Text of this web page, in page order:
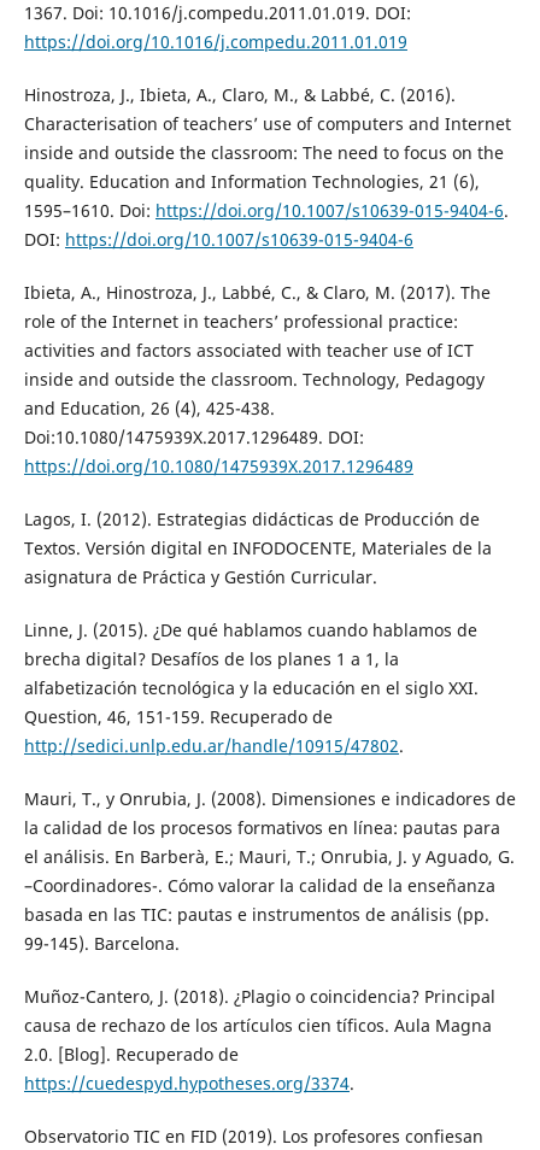
1367. Doi: 10.1016/j.compedu.2011.01.019. DOI:
https://doi.org/10.1016/j.compedu.2011.01.019
Hinostroza, J., Ibieta, A., Claro, M., & Labbé, C. (2016).
Characterisation of teachers’ use of computers and Internet
inside and outside the classroom: The need to focus on the
quality. Education and Information Technologies, 21 (6),
1595–1610. Doi: https://doi.org/10.1007/s10639-015-9404-6.
DOI: https://doi.org/10.1007/s10639-015-9404-6
Ibieta, A., Hinostroza, J., Labbé, C., & Claro, M. (2017). The
role of the Internet in teachers’ professional practice:
activities and factors associated with teacher use of ICT
inside and outside the classroom. Technology, Pedagogy
and Education, 26 (4), 425-438.
Doi:10.1080/1475939X.2017.1296489. DOI:
https://doi.org/10.1080/1475939X.2017.1296489
Lagos, I. (2012). Estrategias didácticas de Producción de
Textos. Versión digital en INFODOCENTE, Materiales de la
asignatura de Práctica y Gestión Curricular.
Linne, J. (2015). ¿De qué hablamos cuando hablamos de
brecha digital? Desafíos de los planes 1 a 1, la
alfabetización tecnológica y la educación en el siglo XXI.
Question, 46, 151-159. Recuperado de
http://sedici.unlp.edu.ar/handle/10915/47802.
Mauri, T., y Onrubia, J. (2008). Dimensiones e indicadores de
la calidad de los procesos formativos en línea: pautas para
el análisis. En Barberà, E.; Mauri, T.; Onrubia, J. y Aguado, G.
–Coordinadores-. Cómo valorar la calidad de la enseñanza
basada en las TIC: pautas e instrumentos de análisis (pp.
99-145). Barcelona.
Muñoz-Cantero, J. (2018). ¿Plagio o coincidencia? Principal
causa de rechazo de los artículos cien tíficos. Aula Magna
2.0. [Blog]. Recuperado de
https://cuedespyd.hypotheses.org/3374.
Observatorio TIC en FID (2019). Los profesores confiesan